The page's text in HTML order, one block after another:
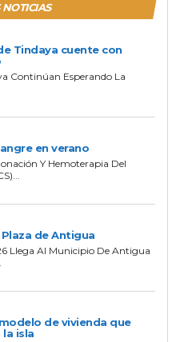
Tindaya cuente con
Continúan Esperando La
en verano
Y Hemoterapia Del
de Antigua
Llega Al Municipio De Antigua
de vivienda que
la isla